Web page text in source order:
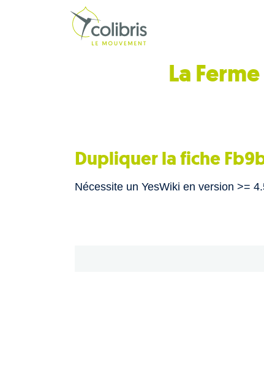
La
Dupliquer la fiche
Nécessite un YesWiki en version >=